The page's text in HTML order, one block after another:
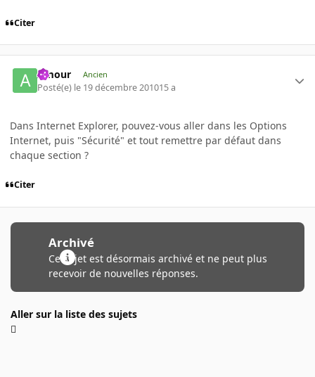
Citer
Amour Ancien
Posté(e) le 19 décembre 201015 a
Dans Internet Explorer, pouvez-vous aller dans les Options
Internet, puis "Sécurité" et tout remettre par défaut dans
chaque section ?
Citer
Archivé
Ce sujet est désormais archivé et ne peut plus
recevoir de nouvelles réponses.
Aller sur la liste des sujets